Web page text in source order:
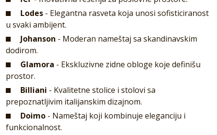
Lodes - Elegantna rasveta koja unosi sofisticiranost
u svaki ambijent.
Johanson - Moderan nameštaj sa skandinavskim
dodirom.
Glamora - Ekskluzivne zidne obloge koje definišu
prostor.
Billiani - Kvalitetne stolice i stolovi sa
prepoznatljivim italijanskim dizajnom.
Doimo - Nameštaj koji kombinuje eleganciju i
funkcionalnost.